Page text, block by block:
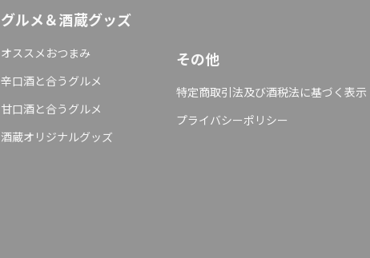
グルメ＆酒蔵グッズ
オススメおつまみ
辛口酒と合うグルメ
甘口酒と合うグルメ
酒蔵オリジナルグッズ
その他
特定商取引法及び酒税法に基づく表示
プライバシーポリシー